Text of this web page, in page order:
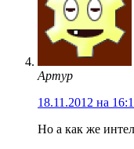
Артур
18.11.2012 на
Но а как же